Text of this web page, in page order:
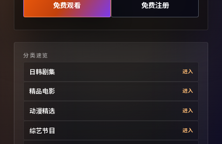
免费观看 免费注册
分类速览
日韩剧集 进入
精品电影 进入
动漫精选 进入
综艺节目 进入